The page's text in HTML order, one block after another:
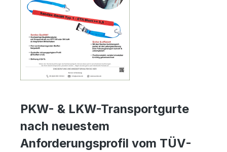
PKW- & LKW-Transportgurte
nach neuestem
Anforderungsprofil vom TÜV-